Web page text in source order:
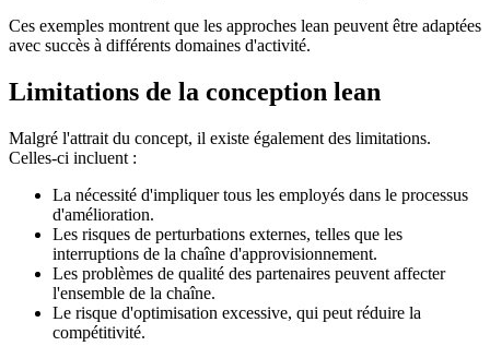
Ces exemples montrent que les approches lean peuvent être adaptées
avec succès à différents domaines d'activité.
Limitations de la conception lean
Malgré l'attrait du concept, il existe également des limitations.
Celles-ci incluent :
La nécessité d'impliquer tous les employés dans le processus
d'amélioration.
Les risques de perturbations externes, telles que les
interruptions de la chaîne d'approvisionnement.
Les problèmes de qualité des partenaires peuvent affecter
l'ensemble de la chaîne.
Le risque d'optimisation excessive, qui peut réduire la
compétitivité.